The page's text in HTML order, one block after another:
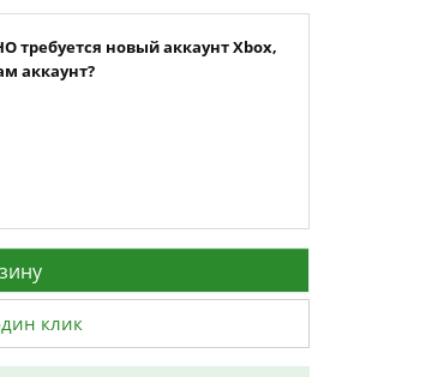
требуется новый аккаунт Xbox,
аккаунт?
клик